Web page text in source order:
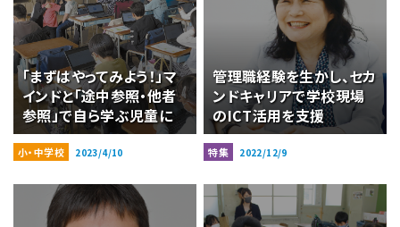
「まずはやってみよう！」マ
インドと「途中参照・他者
参照」で自ら学ぶ児童に
小・中学校 2023/4/10
管理職経験を生かし、セカ
ンドキャリアで学校現場
のICT活用を支援
特集 2022/12/9